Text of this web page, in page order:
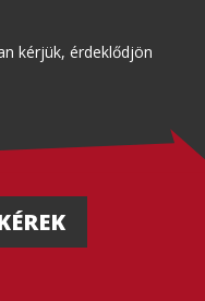
kérjük, érdeklődjön